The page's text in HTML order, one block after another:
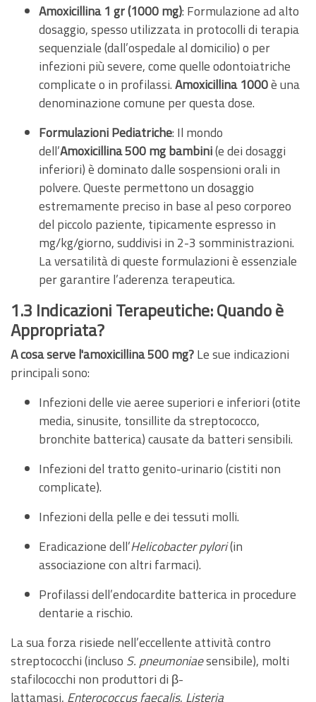
Amoxicillina 1 gr (1000 mg): Formulazione ad alto
dosaggio, spesso utilizzata in protocolli di terapia
sequenziale (dall’ospedale al domicilio) o per
infezioni più severe, come quelle odontoiatriche
complicate o in profilassi.Amoxicillina 1000è una
denominazione comune per questa dose.
Formulazioni Pediatriche: Il mondo
dell’Amoxicillina 500 mg bambini(e dei dosaggi
inferiori) è dominato dalle sospensioni orali in
polvere. Queste permettono un dosaggio
estremamente preciso in base al peso corporeo
del piccolo paziente, tipicamente espresso in
mg/kg/giorno, suddivisi in 2-3 somministrazioni.
La versatilità di queste formulazioni è essenziale
per garantire l’aderenza terapeutica.
1.3 Indicazioni Terapeutiche: Quando è
Appropriata?
A cosa serve l'amoxicillina 500 mg?Le sue indicazioni
principali sono:
Infezioni delle vie aeree superiori e inferiori (otite
media, sinusite, tonsillite da streptococco,
bronchite batterica) causate da batteri sensibili.
Infezioni del tratto genito-urinario (cistiti non
complicate).
Infezioni della pelle e dei tessuti molli.
Eradicazione dell’Helicobacter pylori(in
associazione con altri farmaci).
Profilassi dell’endocardite batterica in procedure
dentarie a rischio.
La sua forza risiede nell’eccellente attività contro
streptococchi (incluso S. pneumoniaesensibile), molti
stafilococchi non produttori di β-
lattamasi, Enterococcus faecalis, Listeria